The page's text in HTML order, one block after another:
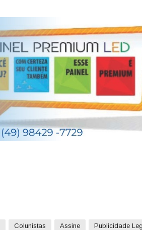
Colunistas Assine Publicidade